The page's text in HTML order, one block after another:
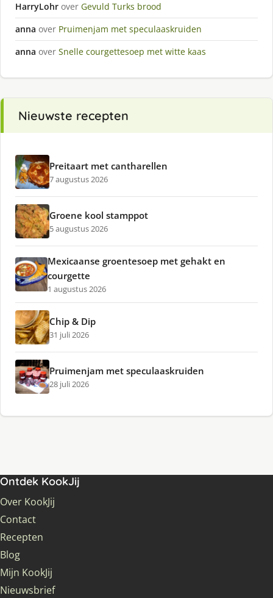
HarryLohr over Gevuld Turks brood
anna over Pruimenjam met speculaaskruiden
anna over Snelle courgettesoep met witte kaas
Nieuwste recepten
Preitaart met cantharellen
7 augustus 2026
Groene kool stamppot
5 augustus 2026
Mexicaanse groentesoep met gehakt en
courgette
1 augustus 2026
Chip & Dip
31 juli 2026
Pruimenjam met speculaaskruiden
28 juli 2026
Ontdek KookJij
Over KookJij
Contact
Recepten
Blog
Mijn KookJij
Nieuwsbrief